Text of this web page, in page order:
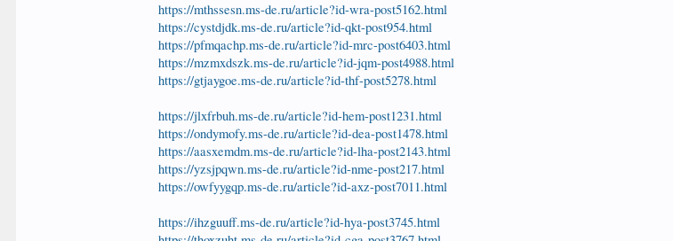
https://mthssesn.ms-de.ru/article?id-wra-post5162.html
https://cystdjdk.ms-de.ru/article?id-qkt-post954.html
https://pfmqachp.ms-de.ru/article?id-mrc-post6403.html
https://mzmxdszk.ms-de.ru/article?id-jqm-post4988.html
https://gtjaygoe.ms-de.ru/article?id-thf-post5278.html
https://jlxfrbuh.ms-de.ru/article?id-hem-post1231.html
https://ondymofy.ms-de.ru/article?id-dea-post1478.html
https://aasxemdm.ms-de.ru/article?id-lha-post2143.html
https://yzsjpqwn.ms-de.ru/article?id-nme-post217.html
https://owfyygqp.ms-de.ru/article?id-axz-post7011.html
https://ihzguuff.ms-de.ru/article?id-hya-post3745.html